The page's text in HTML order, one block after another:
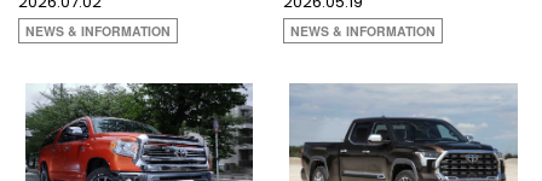
NEWS & INFORMATION NEWS & INFORMATION